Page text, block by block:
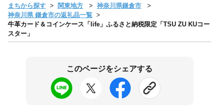
まちから探す 関東地方
神奈川県鎌倉市
神奈川県 鎌倉市の返礼品一覧
牛革カード＆コインケース「life」ふるさと納税限定「TSU ZU KUコー
スター」
このページをシェアする